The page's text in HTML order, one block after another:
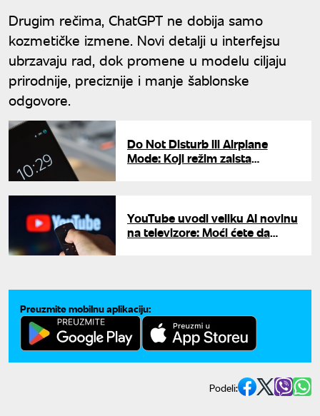
Drugim rečima, ChatGPT ne dobija samo
kozmetičke izmene. Novi detalji u interfejsu
ubrzavaju rad, dok promene u modelu ciljaju
prirodnije, preciznije i manje šablonske
odgovore.
Do Not Disturb ili Airplane
Mode: Koji režim zaista
YouTube uvodi veliku AI novinu
na televizore: Moći ćete da
Preuzmite mobilnu aplikaciju:
Podeli: